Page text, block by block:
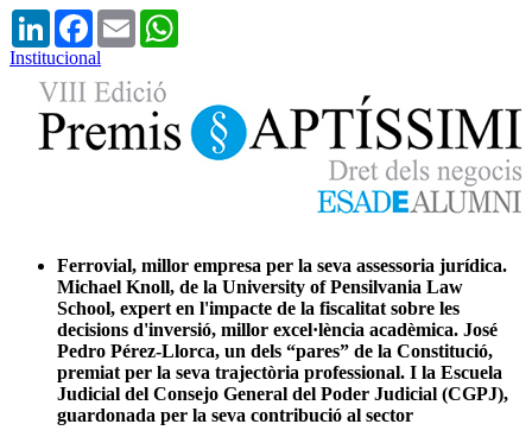
LinkedInFacebook
Email
Institucional
Ferrovial, millor empresa per la seva assessoria jurídica.
Michael Knoll, de la University of Pensilvania Law
School, expert en l'impacte de la fiscalitat sobre les
decisions d'inversió, millor excel·lència acadèmica. José
Pedro Pérez-Llorca, un dels “pares” de la Constitució,
premiat per la seva trajectòria professional. I la Escuela
Judicial del Consejo General del Poder Judicial (CGPJ),
guardonada per la seva contribució al sector